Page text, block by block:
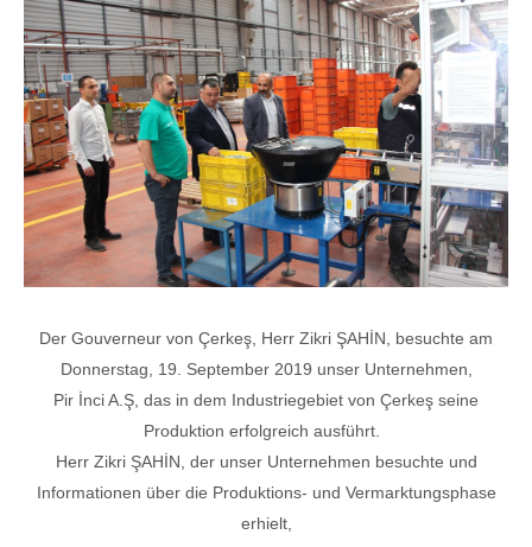
Der Gouverneur von Çerkeş, Herr Zikri ŞAHİN, besuchte am
Donnerstag, 19. September 2019 unser Unternehmen,
Pir İnci A.Ş, das in dem Industriegebiet von Çerkeş seine
Produktion erfolgreich ausführt.
Herr Zikri ŞAHİN, der unser Unternehmen besuchte und
Informationen über die Produktions- und Vermarktungsphase
erhielt,